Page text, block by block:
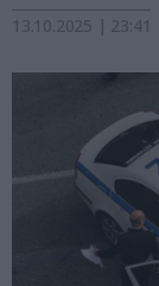
13.10.2025 | 23:41